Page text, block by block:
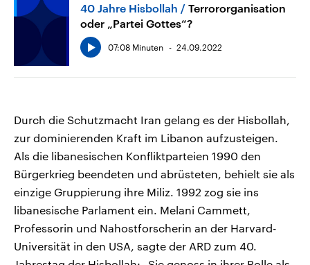
40 Jahre Hisbollah
Terrororganisation
oder „Partei Gottes“?
07:08 Minuten 24.09.2022
Durch die Schutzmacht Iran gelang es der Hisbollah,
zur dominierenden Kraft im Libanon aufzusteigen.
Als die libanesischen Konfliktparteien 1990 den
Bürgerkrieg beendeten und abrüsteten, behielt sie als
einzige Gruppierung ihre Miliz. 1992 zog sie ins
libanesische Parlament ein. Melani Cammett,
Professorin und Nahostforscherin an der Harvard-
Universität in den USA, sagte der ARD zum 40.